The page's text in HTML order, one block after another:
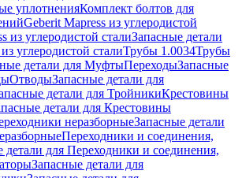
уплотненияКомплект болтов для
Geberit Mapress из углеродистой
из углеродистой сталиЗапасные детали
углеродистой сталиТрубы 1.0034Трубы
детали для МуфтыПереходыЗапасные
ОтводыЗапасные детали для
детали для ТройникиКрестовины
детали для Крестовины
неразборныеЗапасные детали
Переходники и соединения,
детали для Переходники и соединения,
Запасные детали для